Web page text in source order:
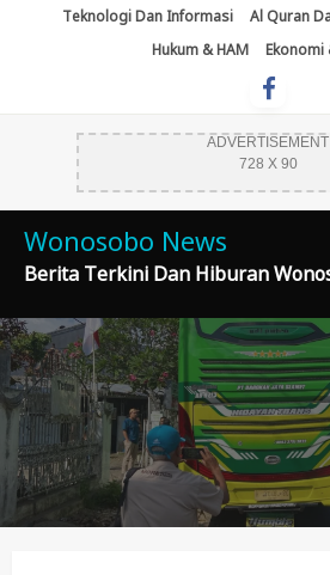
Teknologi Dan Informasi Al Quran
Hukum & HAM
Ekonomi
ADVERTISEMENT
728 X 90
Wonosobo News
Berita Terkini Dan Hiburan